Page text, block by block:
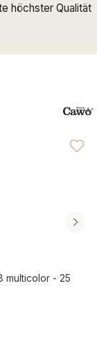
höchster Qualität
5 Sternen
multicolor - 25